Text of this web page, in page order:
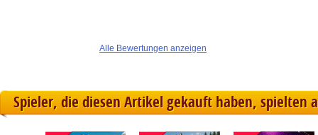
Alle Bewertungen anzeigen
Spieler, die diesen Artikel gekauft haben, spielten